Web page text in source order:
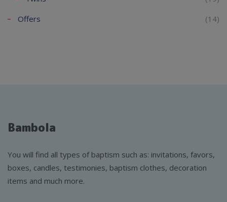
Offers
(14)
Bambola
You will find all types of baptism such as: invitations, favors,
boxes, candles, testimonies, baptism clothes, decoration
items and much more.